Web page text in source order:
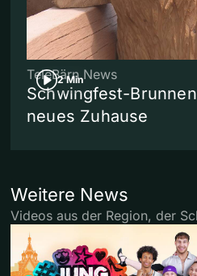
2 Min
TeleBärn News
Schwingfest-
neues Zuhause
Weitere News
Videos aus der Region, der